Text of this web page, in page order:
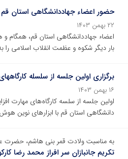
حضور اعضاء جهاددانشگاهی استان قم در
۲۲ بهمن ۱۴۰۳
بار دیگر شکوه و عظمت انقلاب اسلامی
برگزاری اولین جلسه از سلسله
۱۶ بهمن ۱۴۰۳
اولین جلسه از سلسه کارگاه‌های مهارت
دانشگاهی استان قم با ابزارهای نوین
به مناسبت ولادت قمر بنی هاشم، حضرت
تکریم جانبازان سر افراز محمد رضا